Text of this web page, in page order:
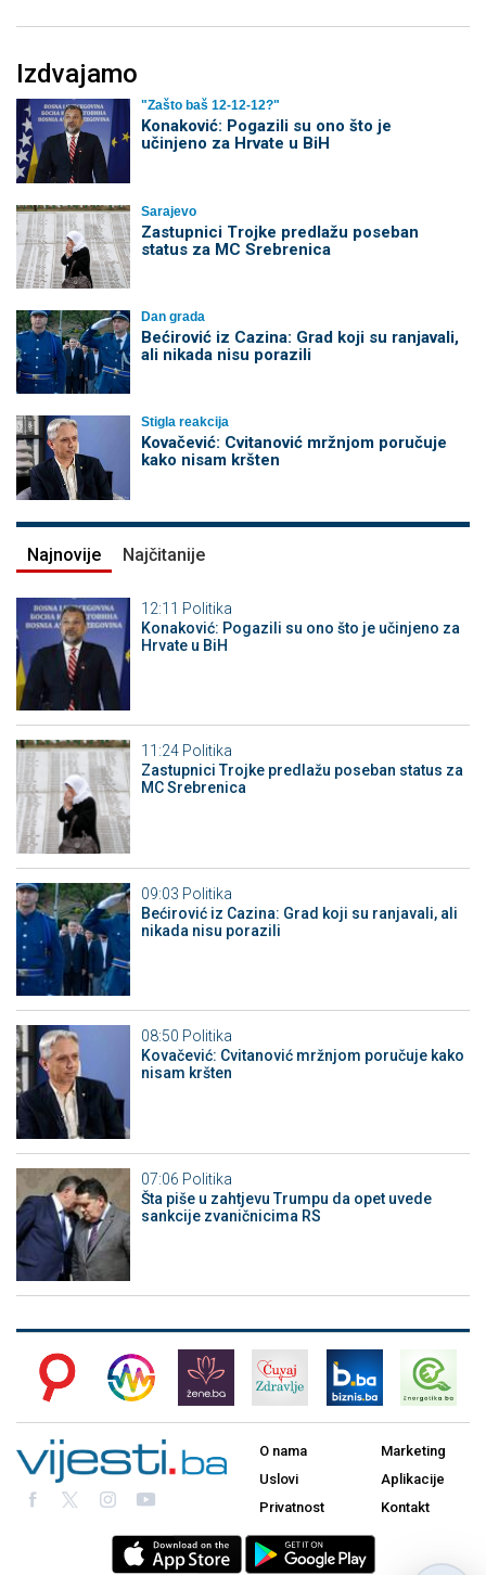
Izdvajamo
"Zašto baš 12-12-12?"
Konaković: Pogazili su ono što je
učinjeno za Hrvate u BiH
Sarajevo
Zastupnici Trojke predlažu poseban
status za MC Srebrenica
Dan grada
Bećirović iz Cazina: Grad koji su ranjavali,
ali nikada nisu porazili
Stigla reakcija
Kovačević: Cvitanović mržnjom poručuje
kako nisam kršten
Najnovije Najčitanije
12:11 Politika
Konaković: Pogazili su ono što je učinjeno za
Hrvate u BiH
11:24 Politika
Zastupnici Trojke predlažu poseban status za
MC Srebrenica
09:03 Politika
Bećirović iz Cazina: Grad koji su ranjavali, ali
nikada nisu porazili
08:50 Politika
Kovačević: Cvitanović mržnjom poručuje kako
nisam kršten
07:06 Politika
Šta piše u zahtjevu Trumpu da opet uvede
sankcije zvaničnicima RS
O nama
Uslovi
Privatnost
Marketing
Aplikacije
Kontakt